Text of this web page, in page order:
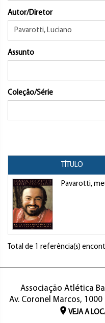
Autor/Diretor
Assunto
Coleção/Série
TÍTULO
Pavarotti,
Total de 1 referência(s)
Associação Atlética
Av. Coronel Marcos,
VEJA A